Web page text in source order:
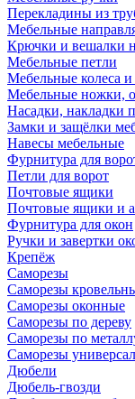
Перекладины из
Мебельные
Крючки и вешалки
Мебельные петли
Мебельные колеса
Мебельные ножки,
Насадки, накладки
Замки и защёлки
Навесы мебельные
Фурнитура для
Петли для ворот
Почтовые ящики
Почтовые ящики и
Фурнитура для окон
Ручки и завертки
Крепёж
Саморезы
Саморезы
Саморезы оконные
Саморезы по дереву
Саморезы по
Саморезы
Дюбели
Дюбель-гвозди